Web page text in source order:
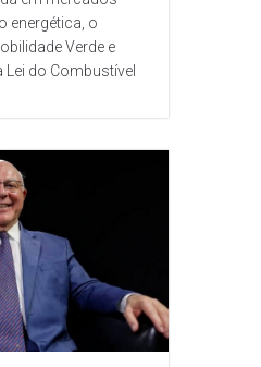
energética, o
Verde e
Lei do Combustível